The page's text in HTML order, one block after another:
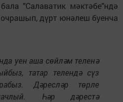
"Салаватик мәктәбе"ндә
дүрт юнәлеш буенча
уен аша сөйләм теленә
татар телендә сүз
Дәресләр төрле
Һәр дәрестә